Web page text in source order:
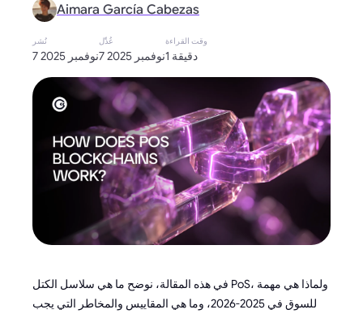
Aimara García Cabezas
نُشر
7 نوفمبر 2025
عُدِّل
7 نوفمبر 2025
وقت القراءة
1 دقيقة
في هذه المقالة، نوضح ما هي سلاسل الكتل PoS، ولماذا هي مهمة
للسوق في 2025-2026، وما هي المقاييس والمخاطر التي يجب